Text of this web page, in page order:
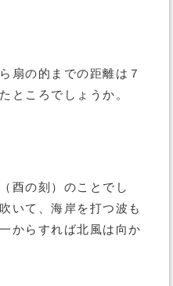
扇の的までの距離は７
ところでしょうか。
酉の刻）のことでし
いて、海岸を打つ波も
からすれば北風は向か